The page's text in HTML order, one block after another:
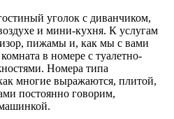
уголок с диванчиком,
и мини-кухня. К услугам
пижамы и, как мы с вами
в номере с туалетно-
Номера типа
многие выражаются, плитой,
постоянно говорим,